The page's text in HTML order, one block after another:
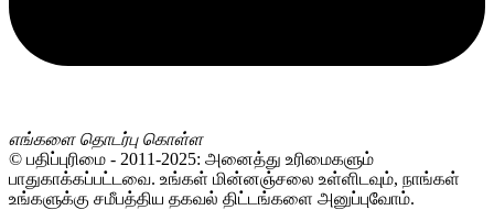
எங்களை தொடர்பு கொள்ள
© பதிப்புரிமை - 2011-2025: அனைத்து உரிமைகளும்
பாதுகாக்கப்பட்டவை. உங்கள் மின்னஞ்சலை உள்ளிடவும், நாங்கள்
உங்களுக்கு சமீபத்திய தகவல் திட்டங்களை அனுப்புவோம்.